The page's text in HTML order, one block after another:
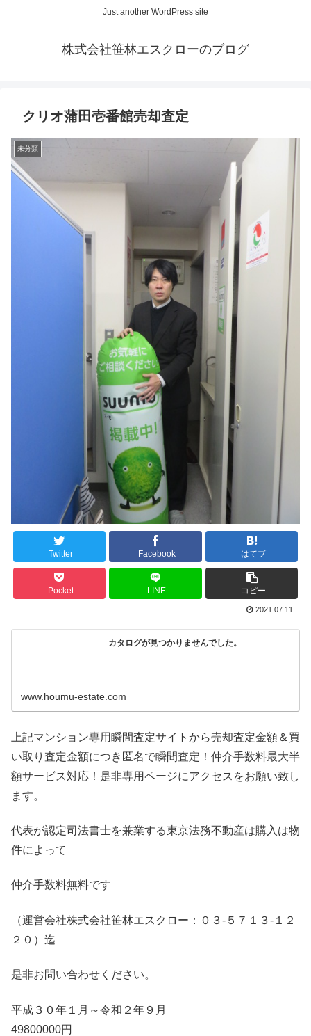
Just another WordPress site
株式会社笹林エスクローのブログ
クリオ蒲田壱番館売却査定
未分類
Twitter Facebook はてブ
Pocket LINE コピー
2021.07.11
カタログが見つかりませんでした。
www.houmu-estate.com
上記マンション専用瞬間査定サイトから売却査定金額＆買
い取り査定金額につき匿名で瞬間査定！仲介手数料最大半
額サービス対応！是非専用ページにアクセスをお願い致し
ます。
代表が認定司法書士を兼業する東京法務不動産は購入は物
件によって
仲介手数料無料です
（運営会社株式会社笹林エスクロー：０３-５７１３-１２
２０）迄
是非お問い合わせください。
平成３０年１月～令和２年９月
49800000円